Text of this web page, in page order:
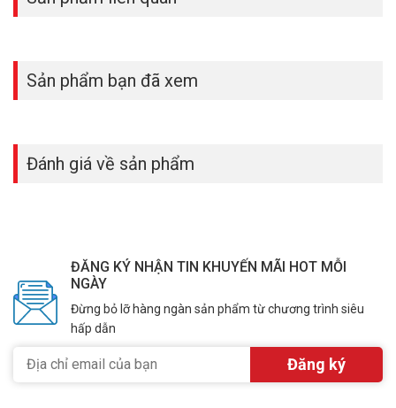
Sản phẩm bạn đã xem
Đánh giá về sản phẩm
ĐĂNG KÝ NHẬN TIN KHUYẾN MÃI HOT MỖI
NGÀY
Đừng bỏ lỡ hàng ngàn sản phẩm từ chương trình siêu
hấp dẫn